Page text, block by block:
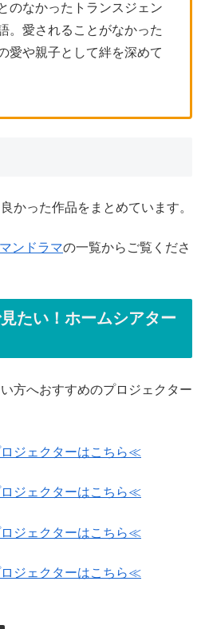
のなかったトランスジェン
。愛されることがなかった
愛や親子として絆を深めて
かった作品をまとめています。
ンドラマの一覧からご覧くださ
たい！ホームシアター
方へおすすめのプロジェクター
ジェクターはこちら≪
ジェクターはこちら≪
ジェクターはこちら≪
ジェクターはこちら≪